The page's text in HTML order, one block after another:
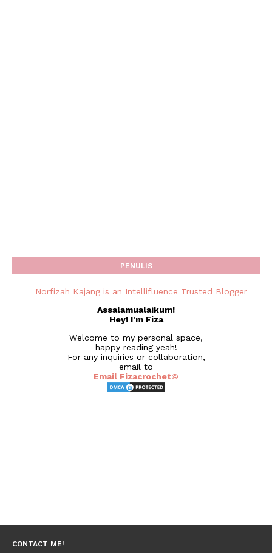
PENULIS
Assalamualaikum!
Hey! I'm Fiza
Welcome to my personal space,
happy reading yeah!
For any inquiries or collaboration,
email to
Email Fizacrochet©
CONTACT ME!